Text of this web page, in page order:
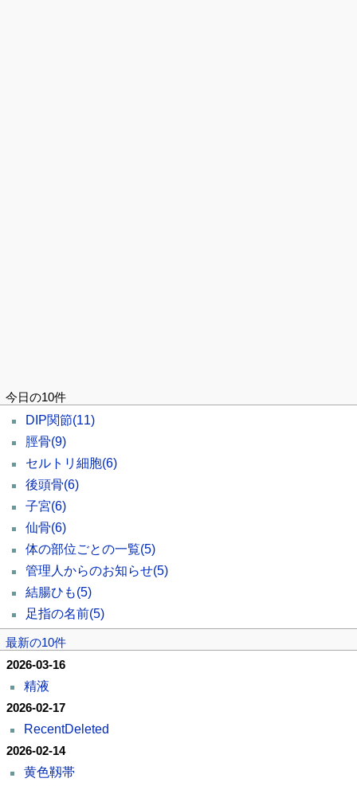
今日の10件
DIP関節(11)
脛骨(9)
セルトリ細胞(6)
後頭骨(6)
子宮(6)
仙骨(6)
体の部位ごとの一覧(5)
管理人からのお知らせ(5)
結腸ひも(5)
足指の名前(5)
最新の10件
2026-03-16
精液
2026-02-17
RecentDeleted
2026-02-14
黄色靱帯